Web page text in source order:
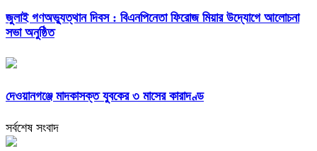
জুলাই গণঅভ্যুত্থান দিবস : বিএনপিনেতা ফিরোজ মিয়ার উদ্যোগে আলোচনা
সভা অনুষ্ঠিত
দেওয়ানগঞ্জে মাদকাসক্ত যুবকের ৩ মাসের কারাদণ্ড
সর্বশেষ সংবাদ